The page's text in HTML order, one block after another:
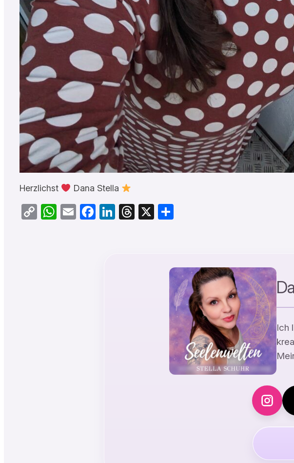
Herzlichst Dana Stella
CopyWhatsApp
EmailFacebook
LinkedIn
Threads
X
Ich